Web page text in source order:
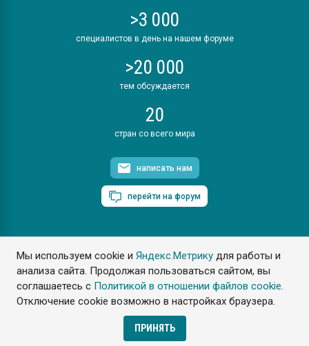
Мы используем cookie иЯндекс.Метрику для работы и
анализа сайта. Продолжая пользоваться сайтом, вы
соглашаетесь с Политикой в отношении файлов cookie.
Отключение cookie возможно в настройках браузера.
ПРИНЯТЬ
>3 000
специалистов в день на нашем форуме
>20 000
тем обсуждается
20
стран со всего мира
написать нам
перейти на форум
ПластЭксперт © 2006. Все права защищены
Разрешается копирование материалов сайта с обязательной
ссылкой на www.e-plastic.ru
Разработка сайта